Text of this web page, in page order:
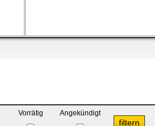
Vorrätig Angekündigt